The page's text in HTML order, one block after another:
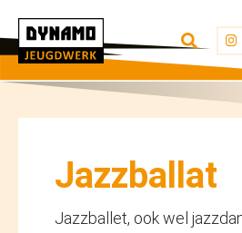
INSCHRIJVEN
Jazzballat
Jazzballet, ook wel